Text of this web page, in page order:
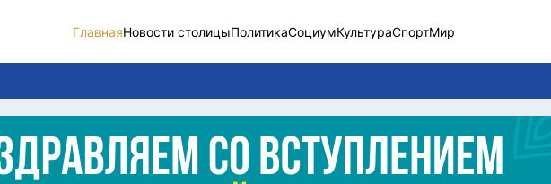
ГлавнаяНовости столицыПолитикаСоциумКультураСпортМир